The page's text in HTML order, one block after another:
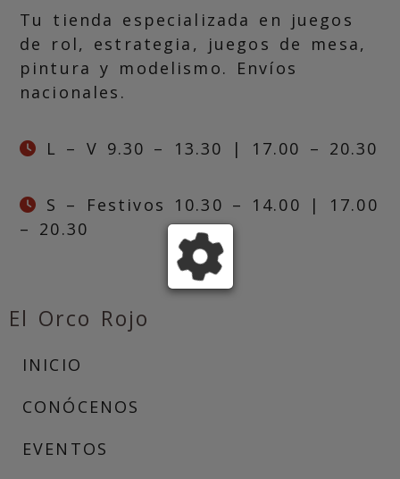
Tu tienda especializada en juegos
de rol, estrategia, juegos de mesa,
pintura y modelismo. Envíos
nacionales.
L – V 9.30 – 13.30 | 17.00 – 20.30
S – Festivos 10.30 – 14.00 | 17.00
– 20.30
El Orco Rojo
INICIO
CONÓCENOS
EVENTOS